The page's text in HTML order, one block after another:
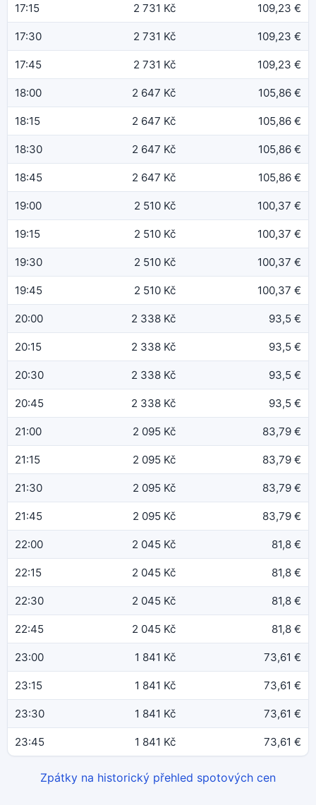
17:15 2 731 Kč 109,23 €
17:30 2 731 Kč 109,23 €
17:45 2 731 Kč 109,23 €
18:00 2 647 Kč 105,86 €
18:15 2 647 Kč 105,86 €
18:30 2 647 Kč 105,86 €
18:45 2 647 Kč 105,86 €
19:00 2 510 Kč 100,37 €
19:15 2 510 Kč 100,37 €
19:30 2 510 Kč 100,37 €
19:45 2 510 Kč 100,37 €
20:00 2 338 Kč 93,5 €
20:15 2 338 Kč 93,5 €
20:30 2 338 Kč 93,5 €
20:45 2 338 Kč 93,5 €
21:00 2 095 Kč 83,79 €
21:15 2 095 Kč 83,79 €
21:30 2 095 Kč 83,79 €
21:45 2 095 Kč 83,79 €
22:00 2 045 Kč 81,8 €
22:15 2 045 Kč 81,8 €
22:30 2 045 Kč 81,8 €
22:45 2 045 Kč 81,8 €
23:00 1 841 Kč 73,61 €
23:15 1 841 Kč 73,61 €
23:30 1 841 Kč 73,61 €
23:45 1 841 Kč 73,61 €
Zpátky na historický přehled spotových cen